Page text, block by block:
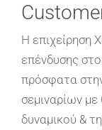
Η επιχείρηση
επένδυσης
πρόσφατα
σεμιναρίων
δυναμικού &